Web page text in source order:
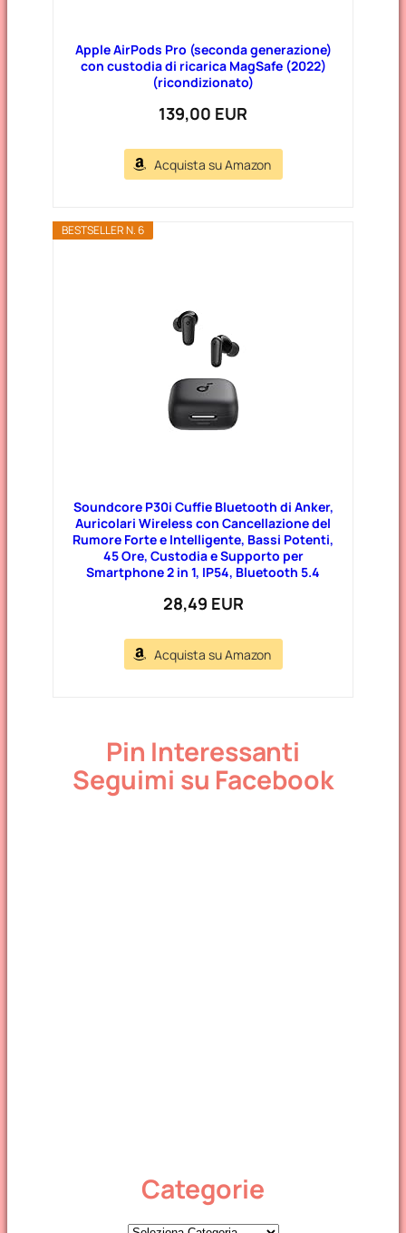
Apple AirPods Pro (seconda generazione)
con custodia di ricarica MagSafe (2022)
(ricondizionato)
139,00 EUR
Acquista su Amazon
BESTSELLER N. 6
Soundcore P30i Cuffie Bluetooth di Anker,
Auricolari Wireless con Cancellazione del
Rumore Forte e Intelligente, Bassi Potenti,
45 Ore, Custodia e Supporto per
Smartphone 2 in 1, IP54, Bluetooth 5.4
28,49 EUR
Acquista su Amazon
Pin Interessanti
Seguimi su Facebook
Categorie